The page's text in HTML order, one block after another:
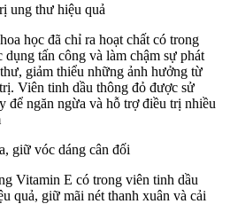
ung thư hiệu quả
học đã chỉ ra hoạt chất có trong
tấn công và làm chậm sự phát
giảm thiểu những ảnh hưởng từ
Viên tinh dầu thông đỏ được sử
để ngăn ngừa và hỗ trợ điều trị nhiều
giữ vóc dáng cân đối
Vitamin E có trong viên tinh dầu
quả, giữ mãi nét thanh xuân và cải